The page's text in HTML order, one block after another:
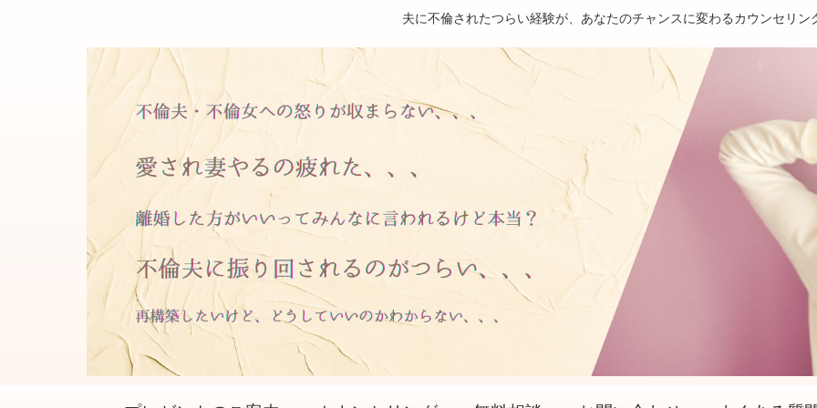
夫に不倫されたつらい経験が、あなたのチャンスに変わるカウンセリン